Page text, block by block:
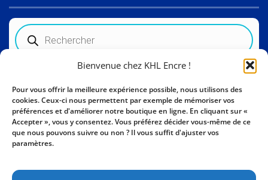
Bienvenue chez KHL Encre !
Pour vous offrir la meilleure expérience possible, nous utilisons des
cookies. Ceux-ci nous permettent par exemple de mémoriser vos
préférences et d'améliorer notre boutique en ligne. En cliquant sur «
Accepter », vous y consentez. Vous préférez décider vous-même de ce
que nous pouvons suivre ou non ? Il vous suffit d'ajuster vos
paramètres.
Recherche
de
produits
Informations sur le magasin
Activity Invest bv - KHL, Kempische Steenweg 274
3500 Hasselt - Belgique BE0862447190
+32 11 261499